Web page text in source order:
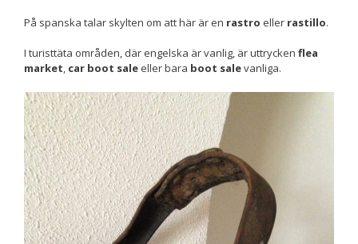
På spanska talar skylten om att här är en rastro eller rastillo.
I turisttäta områden, där engelska är vanlig, är uttrycken flea
market, car boot sale eller bara boot salevanliga.
Statistik
För att vi ska
förbättra
hemsidans
funktionalitet
och
uppbyggnad,
baserat på
hur
hemsidan
används.